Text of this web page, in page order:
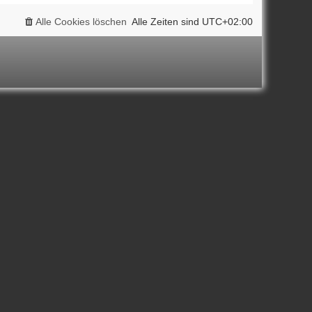
Alle Zeiten sind UTC+02:00
Alle Cookies löschen